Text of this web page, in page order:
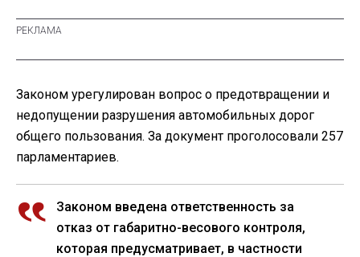
Законом урегулирован вопрос о предотвращении и
недопущении разрушения автомобильных дорог
общего пользования. За документ проголосовали 257
парламентариев.
Законом введена ответственность за
отказ от габаритно-весового контроля,
которая предусматривает, в частности